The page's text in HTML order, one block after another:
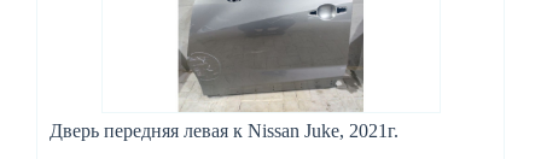
Дверь передняя левая к Nissan Juke, 2021г.